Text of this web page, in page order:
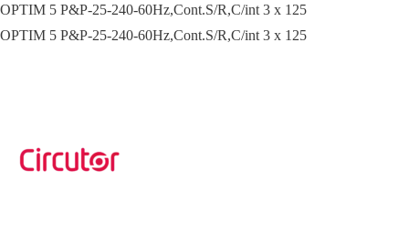
OPTIM 5 P&P-25-240-60Hz,Cont.S/R,C/int 3 x 125
OPTIM 5 P&P-25-240-60Hz,Cont.S/R,C/int 3 x 125